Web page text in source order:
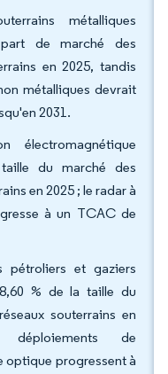
métalliques
de marché des
en 2025, tandis
métalliques devrait
2031.
électromagnétique
du marché des
en 2025 ; le radar à
à un TCAC de
pétroliers et gaziers
% de la taille du
souterrains en
de
progressent à